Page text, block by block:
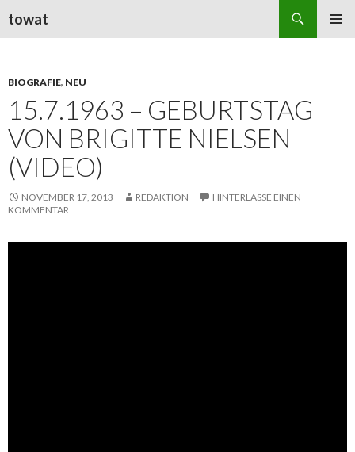
towat
BIOGRAFIE, NEU
15.7.1963 – GEBURTSTAG
VON BRIGITTE NIELSEN
(VIDEO)
NOVEMBER 17, 2013 REDAKTION
HINTERLASSE EINEN
KOMMENTAR